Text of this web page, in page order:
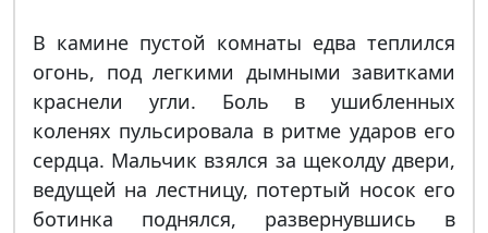
В камине пустой комнаты едва теплился
огонь, под легкими дымными завитками
краснели угли. Боль в ушибленных
коленях пульсировала в ритме ударов его
сердца. Мальчик взялся за щеколду двери,
ведущей на лестницу, потертый носок его
ботинка поднялся, развернувшись в